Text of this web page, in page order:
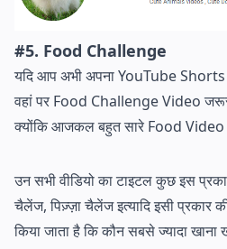
#5. Food Challenge
यदि आप अभी अपना YouTube
वहां पर Food Challenge Video
क्योंकि आजकल बहुत सारे Food Video
उन सभी वीडियो का टाइटल कुछ इस
चैलेंज, पिज़्ज़ा चैलेंज इत्यादि इसी प्रकार
किया जाता है कि कौन सबसे ज्यादा खाना